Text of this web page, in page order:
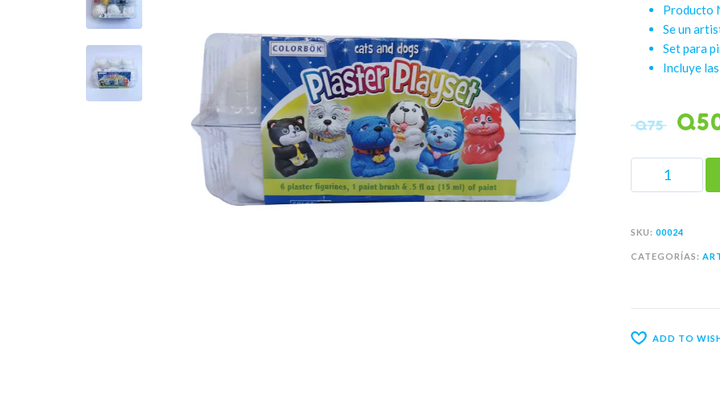
Producto
Se un
Set para
Incluye
Q75 Q
SKU: 00024
CATEGORÍAS:
ADD TO